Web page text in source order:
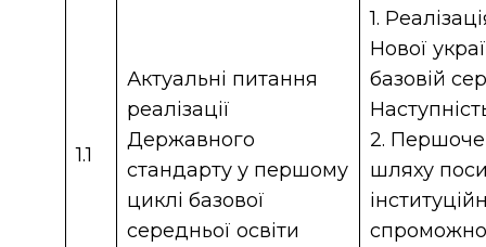
1.1
Актуальні питання
реалізації
Державного
стандарту у першому
циклі базової
середньої освіти
1.
Нової
базовій
2.
шляху